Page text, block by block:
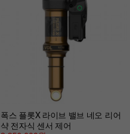
폭스 플롯X 라이브 밸브 네오 리어
샥 전자식 센서 제어